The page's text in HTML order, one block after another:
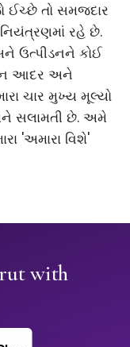
ઈચ્છે તો સમજદાર
રહે છે.
ઉત્પીડનને કોઈ
આદર અને
ચાર મુખ્ય મૂલ્યો
સલામતી છે. અમે
'અમારા વિશે'
with